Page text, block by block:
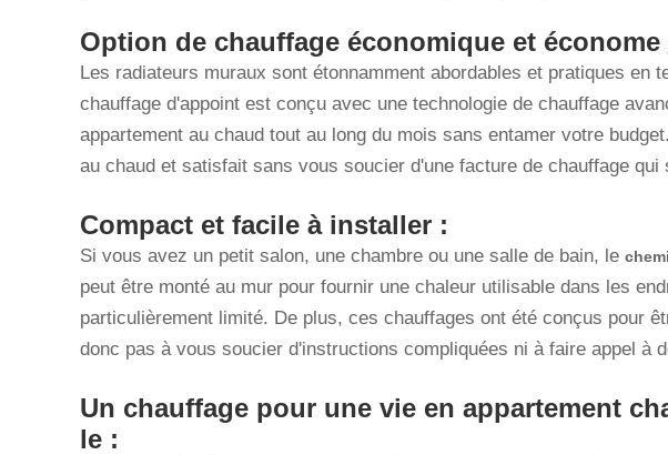
Option de chauffage économique et économe
Les radiateurs muraux sont étonnamment abordables et pratiques en
chauffage d'appoint est conçu avec une technologie de chauffage
appartement au chaud tout au long du mois sans entamer votre
au chaud et satisfait sans vous soucier d'une facture de chauffage qui
Compact et facile à installer :
Si vous avez un petit salon, une chambre ou une salle de bain, le
peut être monté au mur pour fournir une chaleur utilisable dans les
particulièrement limité. De plus, ces chauffages ont été conçus pour
donc pas à vous soucier d'instructions compliquées ni à faire appel à
Un chauffage pour une vie en appartement
le :